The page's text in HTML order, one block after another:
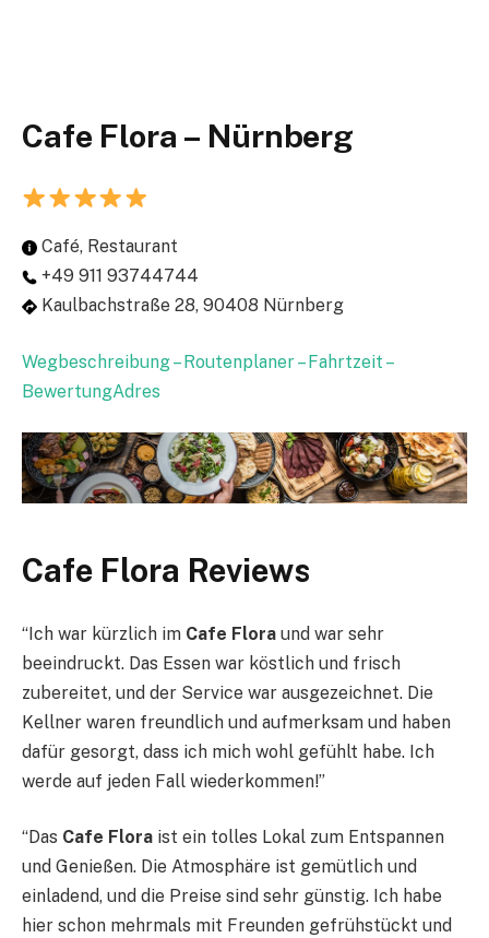
Cafe Flora – Nürnberg
Café, Restaurant
+49 911 93744744
Kaulbachstraße 28, 90408 Nürnberg
Wegbeschreibung – Routenplaner – Fahrtzeit –
BewertungAdres
Cafe Flora Reviews
“Ich war kürzlich im Cafe Flora und war sehr
beeindruckt. Das Essen war köstlich und frisch
zubereitet, und der Service war ausgezeichnet. Die
Kellner waren freundlich und aufmerksam und haben
dafür gesorgt, dass ich mich wohl gefühlt habe. Ich
werde auf jeden Fall wiederkommen!”
“Das Cafe Flora ist ein tolles Lokal zum Entspannen
und Genießen. Die Atmosphäre ist gemütlich und
einladend, und die Preise sind sehr günstig. Ich habe
hier schon mehrmals mit Freunden gefrühstückt und